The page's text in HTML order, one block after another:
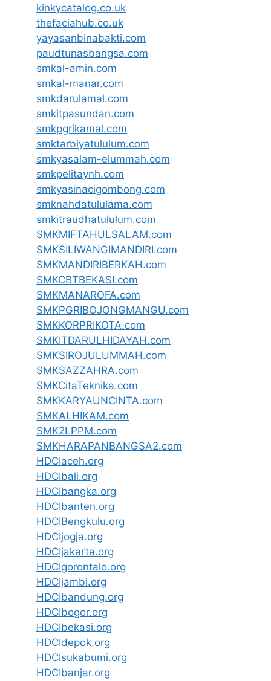
kinkycatalog.co.uk
thefaciahub.co.uk
yayasanbinabakti.com
paudtunasbangsa.com
smkal-amin.com
smkal-manar.com
smkdarulamal.com
smkitpasundan.com
smkpgrikamal.com
smktarbiyatululum.com
smkyasalam-elummah.com
smkpelitaynh.com
smkyasinacigombong.com
smknahdatululama.com
smkitraudhatululum.com
SMKMIFTAHULSALAM.com
SMKSILIWANGIMANDIRI.com
SMKMANDIRIBERKAH.com
SMKCBTBEKASI.com
SMKMANAROFA.com
SMKPGRIBOJONGMANGU.com
SMKKORPRIKOTA.com
SMKITDARULHIDAYAH.com
SMKSIROJULUMMAH.com
SMKSAZZAHRA.com
SMKCitaTeknika.com
SMKKARYAUNCINTA.com
SMKALHIKAM.com
SMK2LPPM.com
SMKHARAPANBANGSA2.com
HDCIaceh.org
HDCIbali.org
HDCIbangka.org
HDCIbanten.org
HDCIBengkulu.org
HDCIjogja.org
HDCIjakarta.org
HDCIgorontalo.org
HDCIjambi.org
HDCIbandung.org
HDCIbogor.org
HDCIbekasi.org
HDCIdepok.org
HDCIsukabumi.org
HDCIbanjar.org